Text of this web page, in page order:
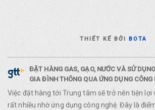
THIẾT KẾ BỞIBOTA
ĐẶT HÀNG GAS, GẠO, NƯỚC VÀ SỬ
GIA ĐÌNH THÔNG QUA ỨNG DỤNG CÔNG
Việc đặt hàng tới Trung tâm sẽ trở nên tiện lợi
rất nhiều nhờ ứng dụng công nghệ. Đây là